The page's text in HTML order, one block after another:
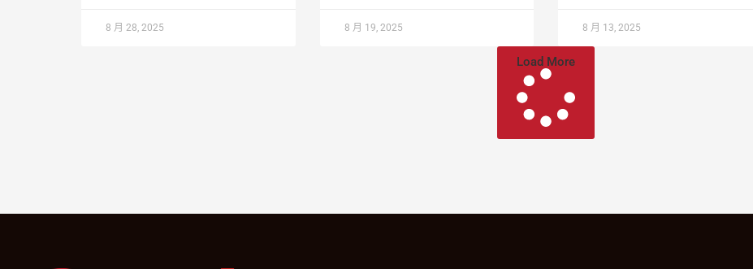
8 月 28, 2025 8 月 19, 2025 8 月 13, 2025
Load More